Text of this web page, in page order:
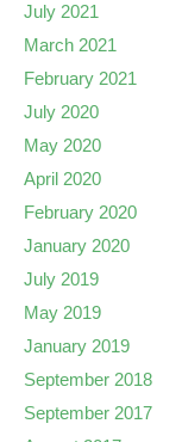
July 2021
March 2021
February 2021
July 2020
May 2020
April 2020
February 2020
January 2020
July 2019
May 2019
January 2019
September 2018
September 2017